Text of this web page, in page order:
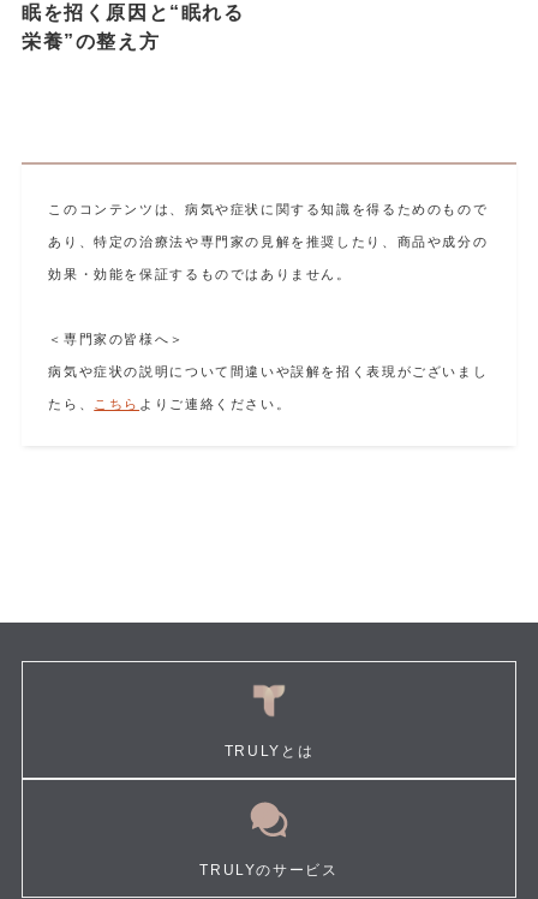
眠を招く原因と“眠れる
栄養”の整え方
このコンテンツは、病気や症状に関する知識を得るためのもので
あり、特定の治療法や専門家の見解を推奨したり、商品や成分の
効果・効能を保証するものではありません。
＜専門家の皆様へ＞
病気や症状の説明について間違いや誤解を招く表現がございまし
たら、 こちら よりご連絡ください。
TRULYとは
TRULYのサービス